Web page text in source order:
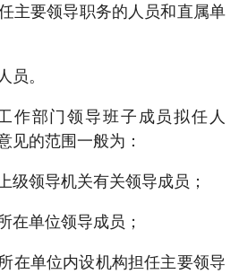
主要领导职务的人员和直属单
员。
作部门领导班子成员拟任人
见的范围一般为：
级领导机关有关领导成员；
在单位领导成员；
在单位内设机构担任主要领导